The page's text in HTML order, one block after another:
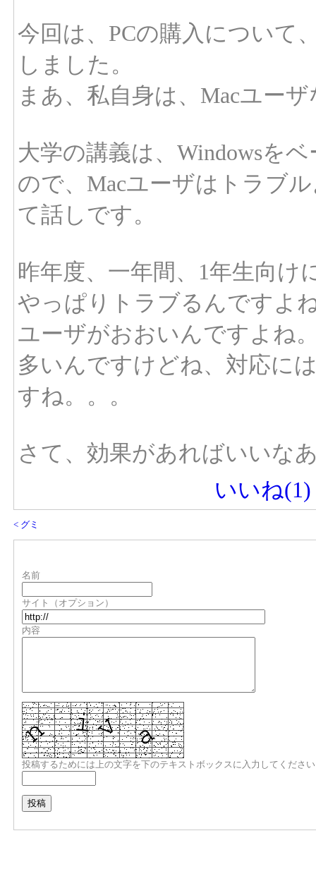
今回は、PCの購入について
しました。
まあ、私自身は、Macユー
大学の講義は、Windowsを
ので、Macユーザはトラブ
て話しです。
昨年度、一年間、1年生向
やっぱりトラブるんですよ
ユーザがおおいんですよね
多いんですけどね、対応に
すね。。。
さて、効果があればいいな
いいね(1)
< グミ
名前
サイト（オプション）
内容
投稿するためには上の文字を下のテキストボックスに入力してくださ